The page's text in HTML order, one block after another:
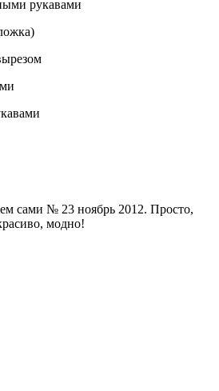
рукавами
сами № 23 ноябрь 2012. Просто,
модно!